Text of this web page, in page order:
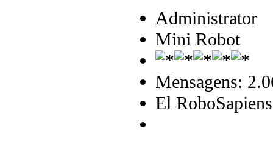
Administrator
Mini Robot
Mensagens:
El RoboSapiens